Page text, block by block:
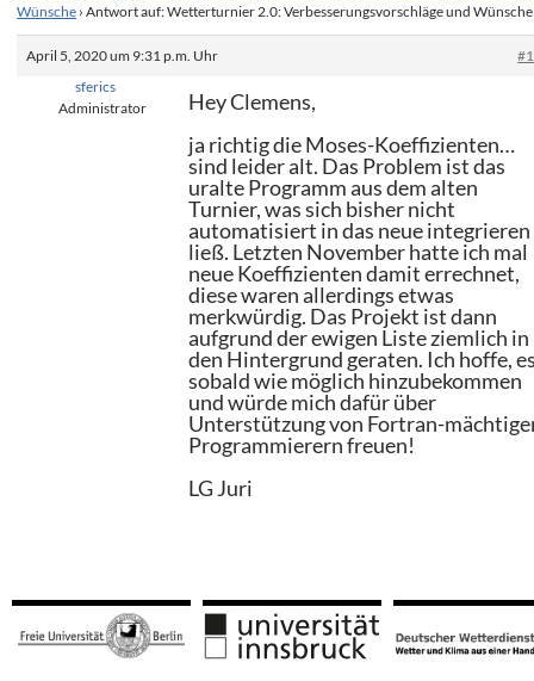
Wünsche › Antwort auf: Wetterturnier 2.0: Verbesserungsvorschläge und Wünsche
April 5, 2020 um 9:31 p.m. Uhr
sferics
Administrator
Hey Clemens,
ja richtig die Moses-Koeffizienten…
sind leider alt. Das Problem ist das
uralte Programm aus dem alten
Turnier, was sich bisher nicht
automatisiert in das neue integrieren
ließ. Letzten November hatte ich mal
neue Koeffizienten damit errechnet,
diese waren allerdings etwas
merkwürdig. Das Projekt ist dann
aufgrund der ewigen Liste ziemlich in
den Hintergrund geraten. Ich hoffe,
sobald wie möglich hinzubekommen
und würde mich dafür über
Unterstützung von Fortran-
Programmierern freuen!
LG Juri